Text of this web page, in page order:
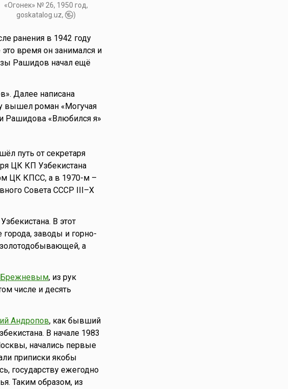
«Огонек» № 26, 1950 год,
goskatalog.uz,
)
ранения в 1942 году
время он занимался и
Рашидов начал ещё
Далее написана
вышел роман «Могучая
Рашидова «Влюбился я»
путь от секретаря
ЦК КП Узбекистана
ЦК КПСС, а в 1970-м –
Совета СССР III–X
В этот
заводы и горно-
а
, из рук
числе и десять
Андропов, как бывший
В начале 1983
начались первые
приписки якобы
государству ежегодно
Таким образом, из